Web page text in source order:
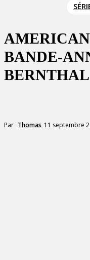
BANDE-
BERNTHAL
Par Thomas 11 septembre